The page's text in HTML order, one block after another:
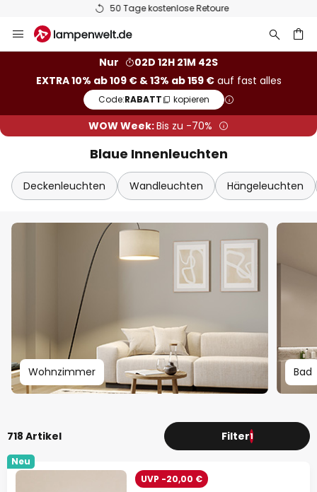
50 Tage kostenlose Retoure
Inhalt
Nur
02D 12H 21M 41S
EXTRA 10% ab 109 € & 13% ab 159 €auf fast alles
Code:RABATT kopieren
WOW Week:Bis zu -70%
Blaue Innenleuchten
Deckenleuchten Wandleuchten Hängeleuchten
Wohnzimmer Bad
718 Artikel Filter1
Neu
UVP -20,00 €
Extra-Rabatt
10% Rabattab 109 €
13% Rabattab 159 €
auf fast alles*
Ihr Code: RABATT kopieren
Jetzt einlösen